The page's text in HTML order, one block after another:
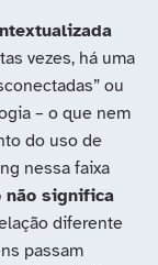
vezes, há uma
ou
– o que nem
do uso de
nessa faixa
não significa
diferente
passam